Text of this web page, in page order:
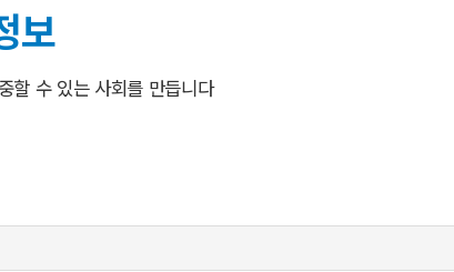
보
할 수 있는 사회를 만듭니다